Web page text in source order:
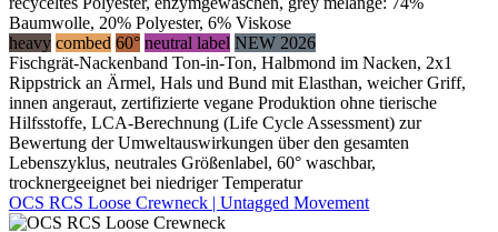
Baumwolle, 20% Polyester, 6% Viskose
heavy combed 60° neutral label NEW 2026
Fischgrät-Nackenband Ton-in-Ton, Halbmond im Nacken, 2x1
Rippstrick an Ärmel, Hals und Bund mit Elasthan, weicher Griff,
innen angeraut, zertifizierte vegane Produktion ohne tierische
Hilfsstoffe, LCA-Berechnung (Life Cycle Assessment) zur
Bewertung der Umweltauswirkungen über den gesamten
Lebenszyklus, neutrales Größenlabel, 60° waschbar,
trocknergeeignet bei niedriger Temperatur
OCS RCS Loose Crewneck | Untagged Movement